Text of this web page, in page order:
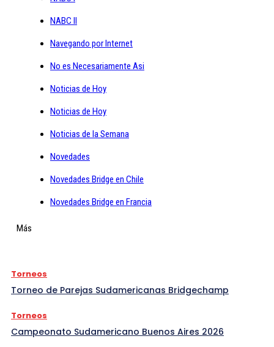
NABC II
Navegando por Internet
No es Necesariamente Asi
Noticias de Hoy
Noticias de Hoy
Noticias de la Semana
Novedades
Novedades Bridge en Chile
Novedades Bridge en Francia
Más
Torneos
Torneo de Parejas Sudamericanas Bridgechamp
Torneos
Campeonato Sudamericano Buenos Aires 2026